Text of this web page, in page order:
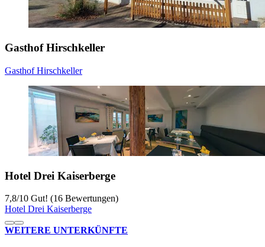
Gasthof Hirschkeller
Gasthof Hirschkeller
Hotel Drei Kaiserberge
7,8/10 Gut! (16 Bewertungen)
Hotel Drei Kaiserberge
WEITERE UNTERKÜNFTE